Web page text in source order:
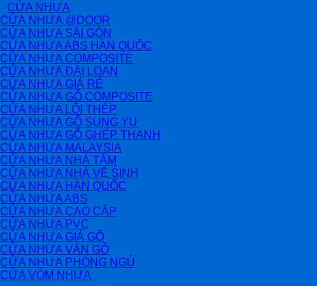
CỬA NHỰA
CỬA NHỰA @DOOR
CỬA NHỰA SÀI GÒN
CỬA NHỰA ABS HÀN QUỐC
CỬA NHỰA COMPOSITE
CỬA NHỰA ĐÀI LOAN
CỬA NHỰA GIÁ RẺ
CỬA NHỰA GỖ COMPOSITE
CỬA NHỰA LÕI THÉP
CỬA NHỰA GỖ SUNG YU
CỬA NHỰA GỖ GHÉP THANH
CỬA NHỰA MALAYSIA
CỬA NHỰA NHÀ TẮM
CỬA NHỰA NHÀ VỆ SINH
CỬA NHỰA HÀN QUỐC
CỬA NHỰA ABS
CỬA NHỰA CAO CẤP
CỬA NHỰA PVC
CỬA NHỰA GIẢ GỖ
CỬA NHỰA VÂN GỖ
CỬA NHỰA PHÒNG NGỦ
CỬA VÒM NHỰA